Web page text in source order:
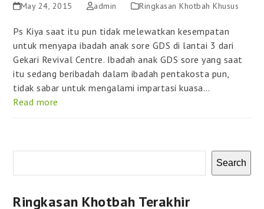
May 24, 2015 admin Ringkasan Khotbah Khusus
Ps Kiya saat itu pun tidak melewatkan kesempatan
untuk menyapa ibadah anak sore GDS di lantai 3 dari
Gekari Revival Centre. Ibadah anak GDS sore yang saat
itu sedang beribadah dalam ibadah pentakosta pun,
tidak sabar untuk mengalami impartasi kuasa…
Read more
Search
Ringkasan Khotbah Terakhir